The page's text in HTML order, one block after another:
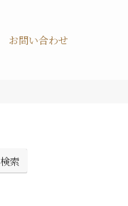
お問い合わせ
検索